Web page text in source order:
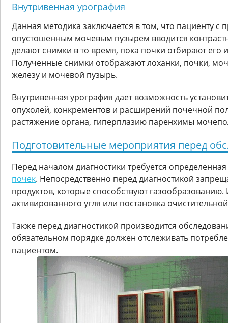
Внутривенная урография
Данная методика заключается в том, что пациенту с
опустошенным мочевым пузырем вводится
делают снимки в то время, пока почки отбирают его
Полученные снимки отображают лоханки, почки,
железу и мочевой пузырь.
Внутривенная урография дает возможность
опухолей, конкрементов и расширений почечной
растяжение органа, гиперплазию паренхимы
Подготовительные мероприятия перед
Перед началом диагностики требуется определенная
почек. Непосредственно перед диагностикой
продуктов, которые способствуют
активированного угля или постановка
Также перед диагностикой производится
обязательном порядке должен отслеживать
пациентом.